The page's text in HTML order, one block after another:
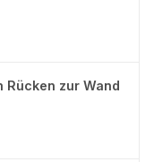
zur Wand